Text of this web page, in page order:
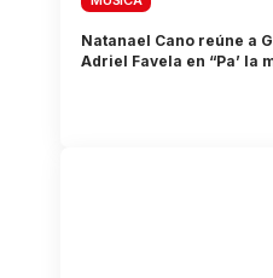
Natanael Cano reúne a
Adriel Favela en “Pa’ la